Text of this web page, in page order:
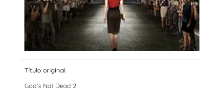
Título original
God's Not Dead 2